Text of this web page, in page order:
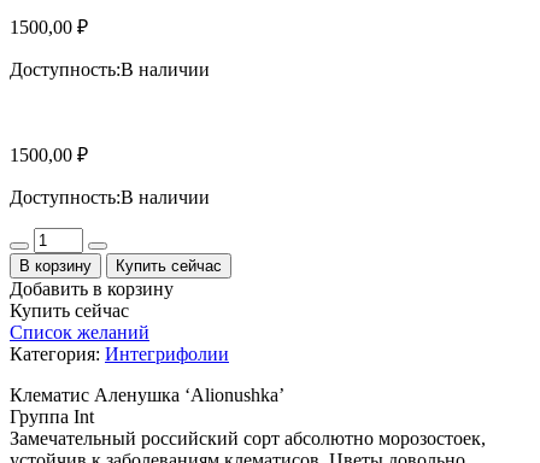
1500,00 ₽
Доступность:В наличии
1500,00 ₽
Доступность:В наличии
Количество
В корзину Купить сейчас
Добавить в корзину
Купить сейчас
Список желаний
Категория: Интегрифолии
Клематис Аленушка ‘Alionushka’
Группа Int
Замечательный российский сорт абсолютно морозостоек,